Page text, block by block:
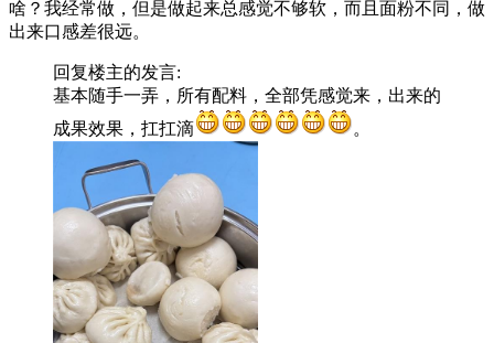
啥？我经常做，但是做起来总感觉不够软，而且面粉不同，做
出来口感差很远。
回复楼主的发言:
基本随手一弄，所有配料，全部凭感觉来，出来的
成果效果，扛扛滴
。